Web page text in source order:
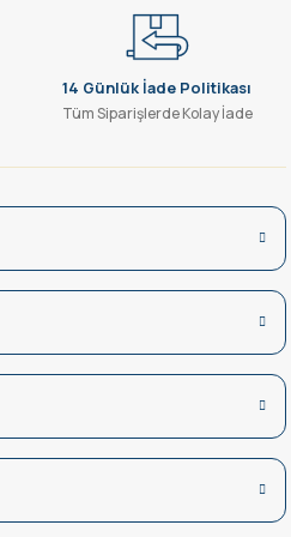
14 Günlük İade Politikası
Tüm Siparişlerde Kolay İade